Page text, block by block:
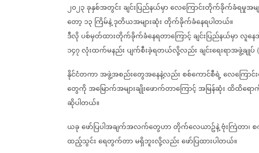
၂၀၂၃ခုနှစ်အတွင်းချင်းပြည်နယ်မှာလေကြောင်းတိုက်ခိုက်ခံရမှုအမျ
တော့၁၃ကြိမ်နဲ့ဒုတိယအများဆုံးတိုက်ခိုက်ခံနေရပါတယ်။
ဒီလိုပစ်မှတ်ထားတိုက်ခိုက်ခံနေရတာကြောင့်ချင်းပြည်နယ်မှာလူနေ
၁၄၇လုံးထက်မနည်းပျက်စီးခဲ့ရတယ်လို့လည်းချင်းရေးရာအဖွဲ့ချုပ်
နိုင်ငံတကာအဖွဲ့အစည်းတွေအနေနဲ့လည်းစစ်ကောင်စီရဲ့လေကြော
တွေကိုအမြောက်အများချိုးဖောက်တာကြောင့်အမြန်ဆုံးထိထိရော
ဆိုပါတယ်။
ယခုဖော်ပြပါအချက်အလက်တွေဟာတိုက်လေယာဥ်နဲ့ဗုံးကြဲတာ၊
ထည့်သွင်းရေတွက်တာမရှိဘူးလို့လည်းဖော်ပြထားပါတယ်။